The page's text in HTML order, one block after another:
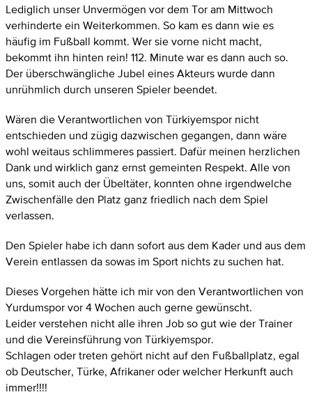
Lediglich unser Unvermögen vor dem Tor am Mittwoch
verhinderte ein Weiterkommen. So kam es dann wie es
häufig im Fußball kommt. Wer sie vorne nicht macht,
bekommt ihn hinten rein! 112. Minute war es dann auch so.
Der überschwängliche Jubel eines Akteurs wurde dann
unrühmlich durch unseren Spieler beendet.
Wären die Verantwortlichen von Türkiyemspor nicht
entschieden und zügig dazwischen gegangen, dann wäre
wohl weitaus schlimmeres passiert. Dafür meinen herzlichen
Dank und wirklich ganz ernst gemeinten Respekt. Alle von
uns, somit auch der Übeltäter, konnten ohne irgendwelche
Zwischenfälle den Platz ganz friedlich nach dem Spiel
verlassen.
Den Spieler habe ich dann sofort aus dem Kader und aus dem
Verein entlassen da sowas im Sport nichts zu suchen hat.
Dieses Vorgehen hätte ich mir von den Verantwortlichen von
Yurdumspor vor 4 Wochen auch gerne gewünscht.
Leider verstehen nicht alle ihren Job so gut wie der Trainer
und die Vereinsführung von Türkiyemspor.
Schlagen oder treten gehört nicht auf den Fußballplatz, egal
ob Deutscher, Türke, Afrikaner oder welcher Herkunft auch
immer!!!!